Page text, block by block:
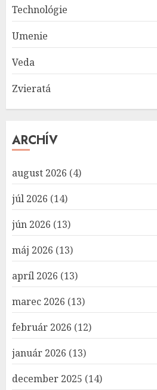
Technológie
Umenie
Veda
Zvieratá
ARCHÍV
august 2026 (4)
júl 2026 (14)
jún 2026 (13)
máj 2026 (13)
apríl 2026 (13)
marec 2026 (13)
február 2026 (12)
január 2026 (13)
december 2025 (14)